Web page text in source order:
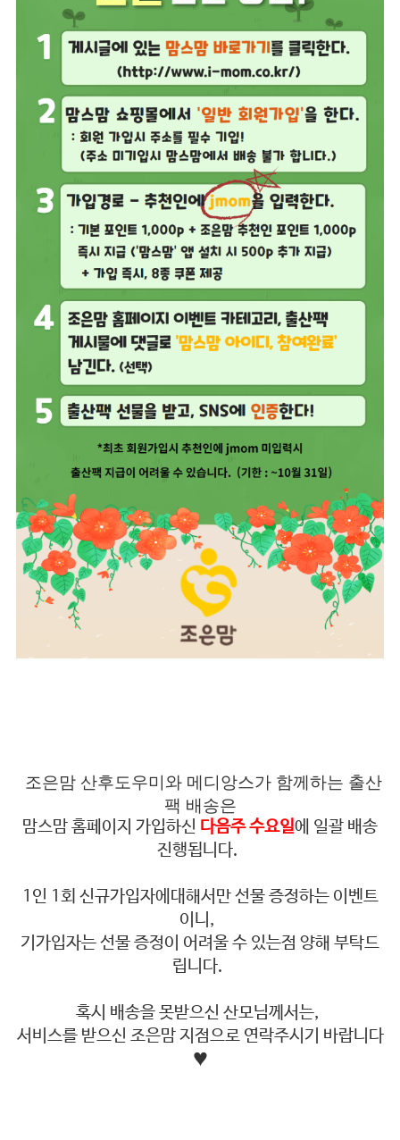
조은맘 산후도우미와 메디앙스가 함께하는 출산
팩 배송은
맘스맘 홈페이지 가입하신 다음주 수요일에 일괄 배송
진행됩니다.
1인 1회 신규가입자에대해서만 선물 증정하는 이벤트
이니,
기가입자는 선물 증정이 어려울 수 있는점 양해 부탁드
립니다.
혹시 배송을 못받으신 산모님께서는,
서비스를 받으신 조은맘 지점으로 연락주시기 바랍니다
♥